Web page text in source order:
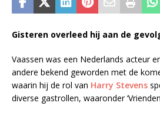
Gisteren overleed hij aan de
Vaassen was een Nederlands acteur
andere bekend geworden met de
waarin hij de rol van Harry Stevens
diverse gastrollen, waaronder